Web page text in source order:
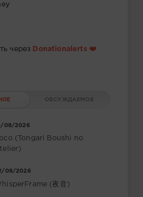
через Donationalerts ❤️
ОБСУЖДАЕМОЕ
08/2026
(Tongari Boushi no
08/2026
(夜音)